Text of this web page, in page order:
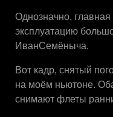
Однозначно,
эксплуатацию
ИванСемёныча.
Вот кадр, снятый
на моём ньютоне.
снимают флеты